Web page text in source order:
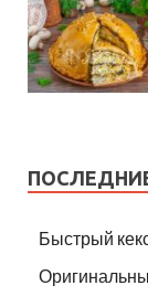
Быстрый